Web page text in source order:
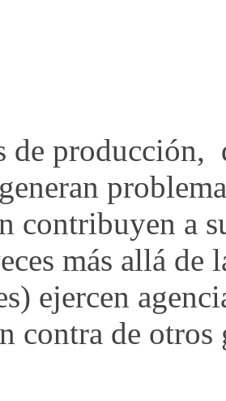
de producción,
contribuyen a
más allá de
ejercen
contra de